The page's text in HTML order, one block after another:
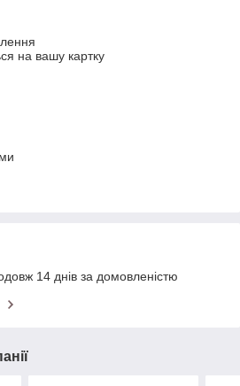
на вашу картку
14 днів за домовленістю